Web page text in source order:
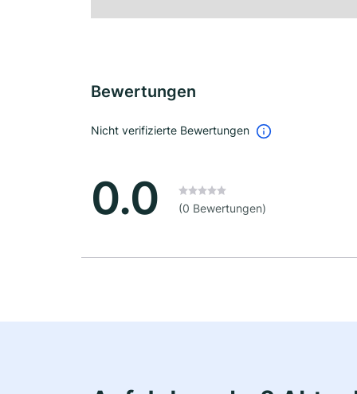
Bewertungen
Nicht verifizierte Bewertungen
0.0 (0 Bewertungen)